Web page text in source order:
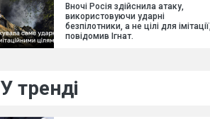
Вночі Росія здійснила атаку,
використовуючи ударні
безпілотники, а не цілі для імітації,
повідомив Ігнат.
У тренді